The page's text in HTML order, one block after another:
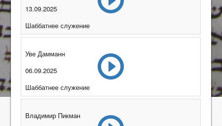
13.09.2025
Шаббатнее служение
Уве Дамманн
06.09.2025
Шаббатнее служение
Владимир Пикман